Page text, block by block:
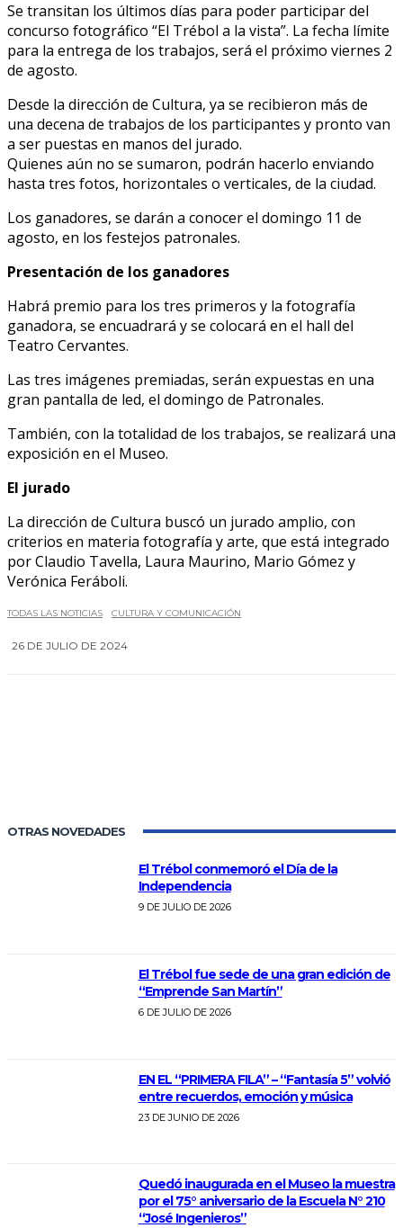
Se transitan los últimos días para poder participar del
concurso fotográfico “El Trébol a la vista”. La fecha límite
para la entrega de los trabajos, será el próximo viernes 2
de agosto.
Desde la dirección de Cultura, ya se recibieron más de
una decena de trabajos de los participantes y pronto van
a ser puestas en manos del jurado.
Quienes aún no se sumaron, podrán hacerlo enviando
hasta tres fotos, horizontales o verticales, de la ciudad.
Los ganadores, se darán a conocer el domingo 11 de
agosto, en los festejos patronales.
Presentación de los ganadores
Habrá premio para los tres primeros y la fotografía
ganadora, se encuadrará y se colocará en el hall del
Teatro Cervantes.
Las tres imágenes premiadas, serán expuestas en una
gran pantalla de led, el domingo de Patronales.
También, con la totalidad de los trabajos, se realizará una
exposición en el Museo.
El jurado
La dirección de Cultura buscó un jurado amplio, con
criterios en materia fotografía y arte, que está integrado
por Claudio Tavella, Laura Maurino, Mario Gómez y
Verónica Feráboli.
TODAS LAS NOTICIAS CULTURA Y COMUNICACIÓN
26 DE JULIO DE 2024
OTRAS NOVEDADES
El Trébol conmemoró el Día de la
Independencia
9 DE JULIO DE 2026
El Trébol fue sede de una gran edición de
“Emprende San Martín”
6 DE JULIO DE 2026
EN EL “PRIMERA FILA” – “Fantasía 5” volvió
entre recuerdos, emoción y música
23 DE JUNIO DE 2026
Quedó inaugurada en el Museo la muestra
por el 75° aniversario de la Escuela N° 210
“José Ingenieros”